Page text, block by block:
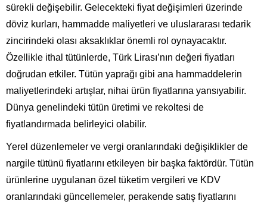
sürekli değişebilir. Gelecekteki fiyat değişimleri üzerinde
döviz kurları, hammadde maliyetleri ve uluslararası tedarik
zincirindeki olası aksaklıklar önemli rol oynayacaktır.
Özellikle ithal tütünlerde, Türk Lirası’nın değeri fiyatları
doğrudan etkiler. Tütün yaprağı gibi ana hammaddelerin
maliyetlerindeki artışlar, nihai ürün fiyatlarına yansıyabilir.
Dünya genelindeki tütün üretimi ve rekoltesi de
fiyatlandırmada belirleyici olabilir.
Yerel düzenlemeler ve vergi oranlarındaki değişiklikler de
nargile tütünü fiyatlarını etkileyen bir başka faktördür. Tütün
ürünlerine uygulanan özel tüketim vergileri ve KDV
oranlarındaki güncellemeler, perakende satış fiyatlarını